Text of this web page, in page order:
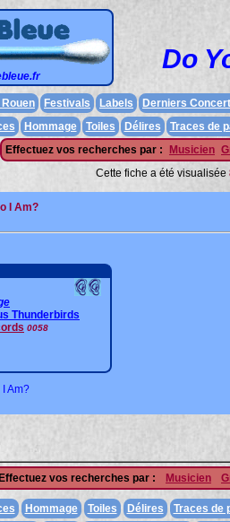
Do
Festivals Labels
Derniers
Hommage Toiles Délires
Traces de
Effectuez vos recherches par :
Musicien
Cette fiche a été visualisée
I Am?
Thunderbirds
0058
Am?
Effectuez vos recherches par : Musicien
Hommage Toiles Délires
Traces de